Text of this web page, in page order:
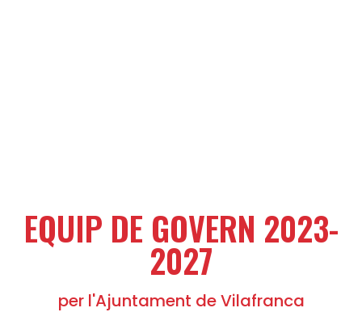
EQUIP DE GOVERN 2023-
2027
per l'Ajuntament de Vilafranca